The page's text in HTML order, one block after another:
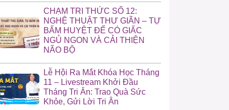
CHẠM TRI THỨC SỐ 12:
NGHỆ THUẬT THƯ GIÃN – TỰ
BẤM HUYỆT ĐỂ CÓ GIẤC
NGỦ NGON VÀ CẢI THIỆN
NÃO BỘ
Lễ Hội Ra Mắt Khóa Học Tháng
11 – Livestream Khởi Đầu
Tháng Tri Ân: Trao Quà Sức
Khỏe, Gửi Lời Tri Ân